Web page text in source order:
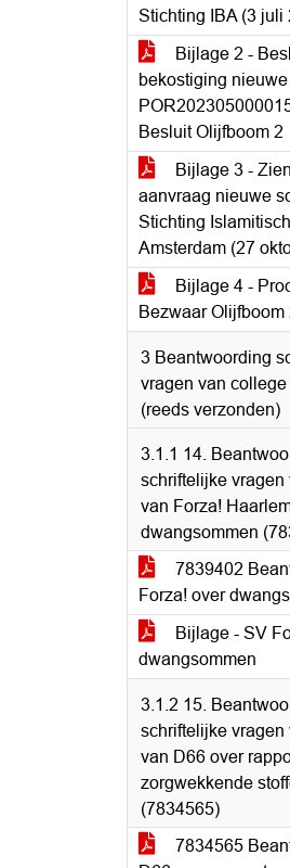
Stichting IBA (3 juli
Bijlage 2 -
bekostiging nieuwe
Besluit Olijfboom 2
Bijlage 3 -
aanvraag nieuwe
Stichting
Amsterdam (27
Bijlage 4 -
Bezwaar Olijfboom
3 Beantwoording
vragen van college
(reeds verzonden)
3.1.1 14.
schriftelijke vragen
van Forza!
dwangsommen
7839402
Forza! over
Bijlage - SV
dwangsommen
3.1.2 15.
schriftelijke vragen
van D66 over
zorgwekkende
(7834565)
7834565